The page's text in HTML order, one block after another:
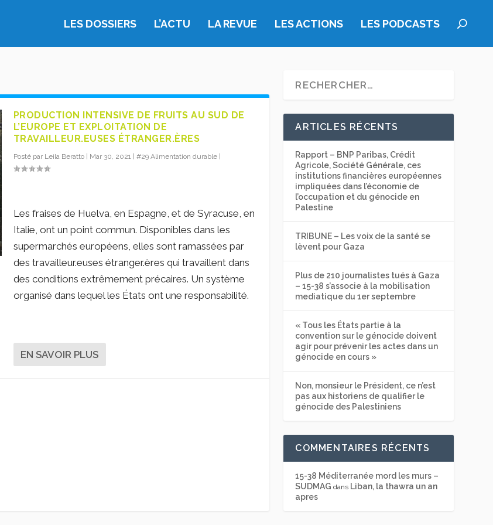
LES DOSSIERS L’ACTU LA REVUE LES ACTIONS LES PODCASTS
PRODUCTION INTENSIVE DE FRUITS AU SUD DE
L’EUROPE ET EXPLOITATION DE
TRAVAILLEUR.EUSES ÉTRANGER.ÈRES
Posté par Leila Beratto| Mar 30, 2021| #29 Alimentation durable|
Les fraises de Huelva, en Espagne, et de Syracuse, en
Italie, ont un point commun. Disponibles dans les
supermarchés européens, elles sont ramassées par
des travailleur.euses étranger.ères qui travaillent dans
des conditions extrêmement précaires. Un système
organisé dans lequel les États ont une responsabilité.
EN SAVOIR PLUS
ARTICLES RÉCENTS
Rapport – BNP Paribas, Crédit
Agricole, Société Générale, ces
institutions financières européennes
impliquées dans l’économie de
l’occupation et du génocide en
Palestine
TRIBUNE – Les voix de la santé se
lèvent pour Gaza
Plus de 210 journalistes tués à Gaza
– 15-38 s’associe à la mobilisation
mediatique du 1er septembre
« Tous les États partie à la
convention sur le génocide doivent
agir pour prévenir les actes dans un
génocide en cours »
Non, monsieur le Président, ce n’est
pas aux historiens de qualifier le
génocide des Palestiniens
COMMENTAIRES RÉCENTS
15-38 Méditerranée mord les murs –
SUDMAG dans Liban, la thawra un an
apres